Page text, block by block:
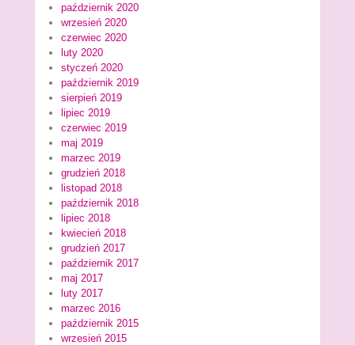
październik 2020
wrzesień 2020
czerwiec 2020
luty 2020
styczeń 2020
październik 2019
sierpień 2019
lipiec 2019
czerwiec 2019
maj 2019
marzec 2019
grudzień 2018
listopad 2018
październik 2018
lipiec 2018
kwiecień 2018
grudzień 2017
październik 2017
maj 2017
luty 2017
marzec 2016
październik 2015
wrzesień 2015